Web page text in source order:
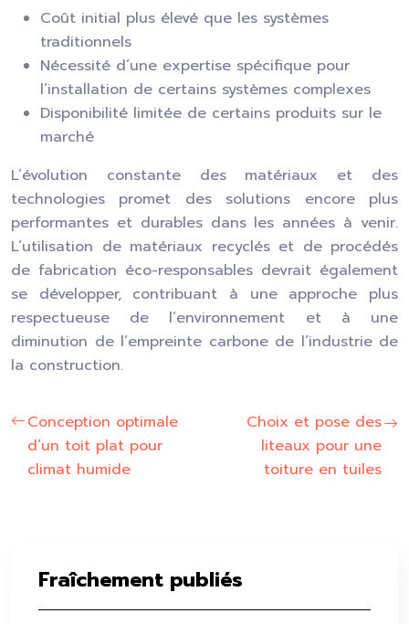
Coût initial plus élevé que les systèmes
traditionnels
Nécessité d’une expertise spécifique pour
l’installation de certains systèmes complexes
Disponibilité limitée de certains produits sur le
marché
L’évolution constante des matériaux et des
technologies promet des solutions encore plus
performantes et durables dans les années à venir.
L’utilisation de matériaux recyclés et de procédés
de fabrication éco-responsables devrait également
se développer, contribuant à une approche plus
respectueuse de l’environnement et à une
diminution de l’empreinte carbone de l’industrie de
la construction.
Conception optimale
d’un toit plat pour
climat humide
Choix et pose des
liteaux pour une
toiture en tuiles
Fraîchement publiés